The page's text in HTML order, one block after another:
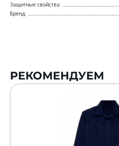
Защитные свойства
Бренд
РЕКОМЕНДУЕМ